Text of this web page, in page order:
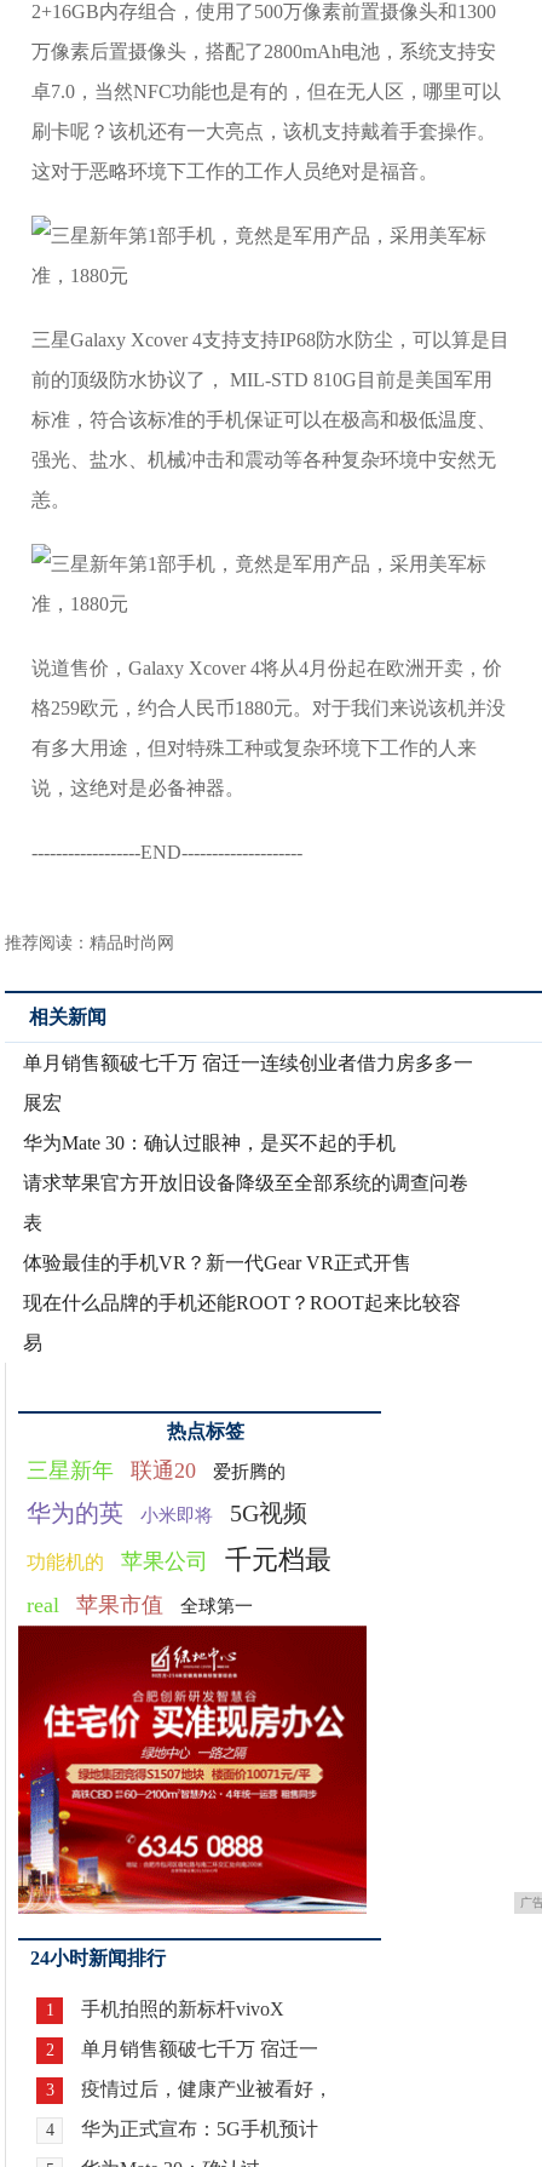
2+16GB内存组合，使用了500万像素前置摄像头和1300
万像素后置摄像头，搭配了2800mAh电池，系统支持安
卓7.0，当然NFC功能也是有的，但在无人区，哪里可以
刷卡呢？该机还有一大亮点，该机支持戴着手套操作。
这对于恶略环境下工作的工作人员绝对是福音。
三星Galaxy Xcover 4支持支持IP68防水防尘，可以算是目
前的顶级防水协议了， MIL-STD 810G目前是美国军用
标准，符合该标准的手机保证可以在极高和极低温度、
强光、盐水、机械冲击和震动等各种复杂环境中安然无
恙。
说道售价，Galaxy Xcover 4将从4月份起在欧洲开卖，价
格259欧元，约合人民币1880元。对于我们来说该机并没
有多大用途，但对特殊工种或复杂环境下工作的人来
说，这绝对是必备神器。
------------------END--------------------
推荐阅读：精品时尚网
相关新闻
单月销售额破七千万 宿迁一连续创业者借力房多多一
展宏
华为Mate 30：确认过眼神，是买不起的手机
请求苹果官方开放旧设备降级至全部系统的调查问卷
表
体验最佳的手机VR？新一代Gear VR正式开售
现在什么品牌的手机还能ROOT？ROOT起来比较容
易
热点标签
三星新年 联通20 爱折腾的
华为的英 小米即将 5G视频
功能机的 苹果公司 千元档最
real 苹果市值 全球第一
广
24小时新闻排行
1 手机拍照的新标杆vivoX
2 单月销售额破七千万 宿迁一
3 疫情过后，健康产业被看好，
4 华为正式宣布：5G手机预计